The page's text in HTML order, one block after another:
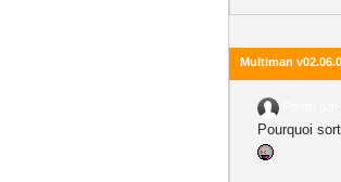
Multiman
Pourquoi